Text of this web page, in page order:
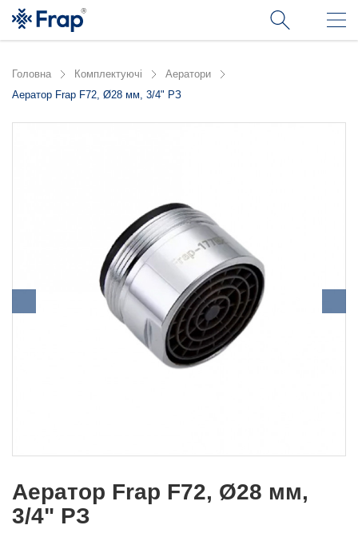
Головна Комплектуючі
Аератори
Аератор Frap F72, Ø28 мм, 3/4" РЗ
Аератор Frap F72, Ø28 мм,
3/4" РЗ